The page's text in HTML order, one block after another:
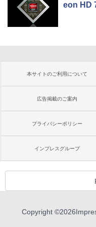
eon HD
本サイトのご利用について
広告掲載のご案内
プライバシーポリシー
インプレスグループ
Copyright ©2026